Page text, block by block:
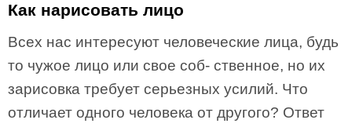
Как нарисовать лицо
Всех нас интересуют человеческие лица, будь
то чужое лицо или свое соб- ственное, но их
зарисовка требует серьезных усилий. Что
отличает одного человека от другого? Ответ